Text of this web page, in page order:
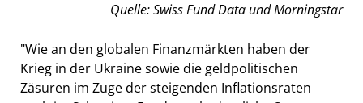
Quelle: Swiss Fund Data und Morningstar
"Wie an den globalen Finanzmärkten haben der
Krieg in der Ukraine sowie die geldpolitischen
Zäsuren im Zuge der steigenden Inflationsraten